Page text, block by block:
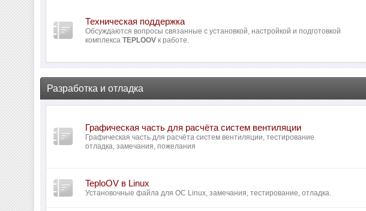
Техническая поддержка
Обсуждаются вопросы связанные с установкой, настройкой и подготовкой
комплексаTEPLOOV к работе.
Разработка и отладка
Графическая часть для расчёта систем вентиляции
Графическая часть для расчёта систем вентиляции, тестирование
отладка, замечания, пожелания
TeploOV в Linux
Установочные файла для ОС Linux, замечания, тестирование, отладка.